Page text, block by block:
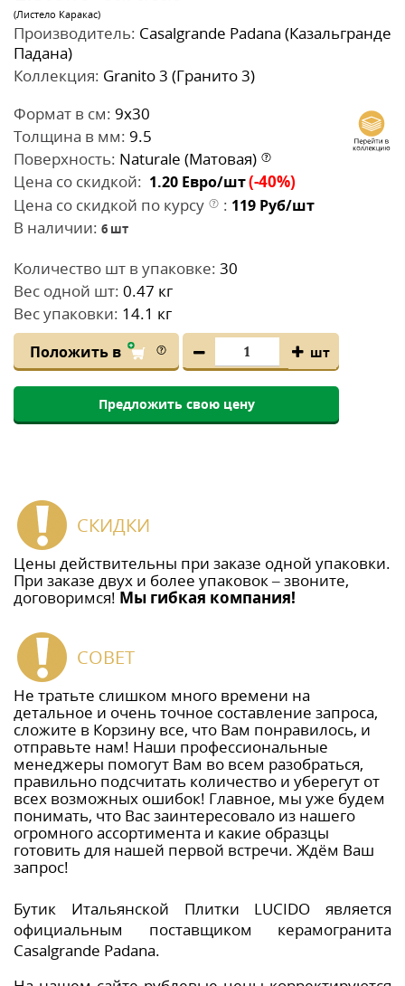
(Листело Каракас)
Производитель: Casalgrande Padana (Казальгранде
Падана)
Коллекция: Granito 3 (Гранито 3)
Формат в см: 9x30
Толщина в мм: 9.5
Поверхность: Naturale (Матовая)
Цена со скидкой: 1.20 Евро/шт(-40%)
Цена со скидкой по курсу
: 119 Руб/шт
В наличии: 6 шт
Количество шт в упаковке: 30
Вес одной шт: 0.47 кг
Вес упаковки: 14.1 кг
Положить в шт
Предложить свою цену
СКИДКИ
Цены действительны при заказе одной упаковки.
При заказе двух и более упаковок – звоните,
договоримся! Мы гибкая компания!
СОВЕТ
Не тратьте слишком много времени на
детальное и очень точное составление запроса,
сложите в Корзину все, что Вам понравилось, и
отправьте нам! Наши профессиональные
менеджеры помогут Вам во всем разобраться,
правильно подсчитать количество и уберегут от
всех возможных ошибок! Главное, мы уже будем
понимать, что Вас заинтересовало из нашего
огромного ассортимента и какие образцы
готовить для нашей первой встречи. Ждём Ваш
запрос!
Бутик Итальянской Плитки LUCIDO является
официальным поставщиком керамогранита
Casalgrande Padana.